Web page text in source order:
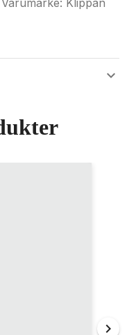
Klippan